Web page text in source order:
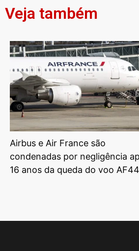
Veja também
Airbus e Air France são
condenadas por negligência
16 anos da queda do voo